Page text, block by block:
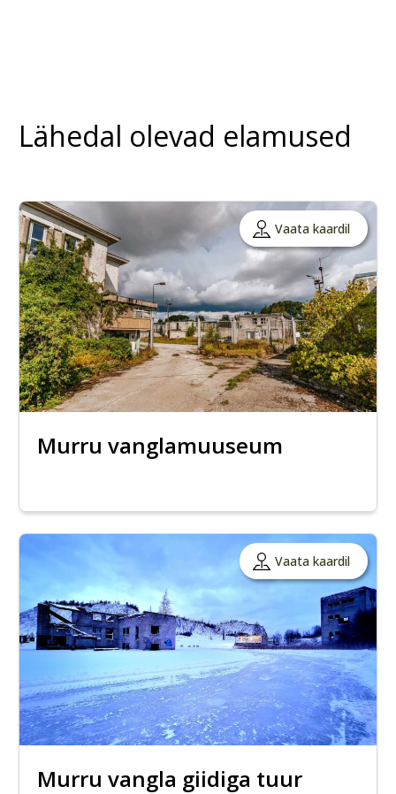
Lähedal olevad elamused
Vaata kaardil
Murru vanglamuuseum
Vaata kaardil
Murru vangla giidiga tuur